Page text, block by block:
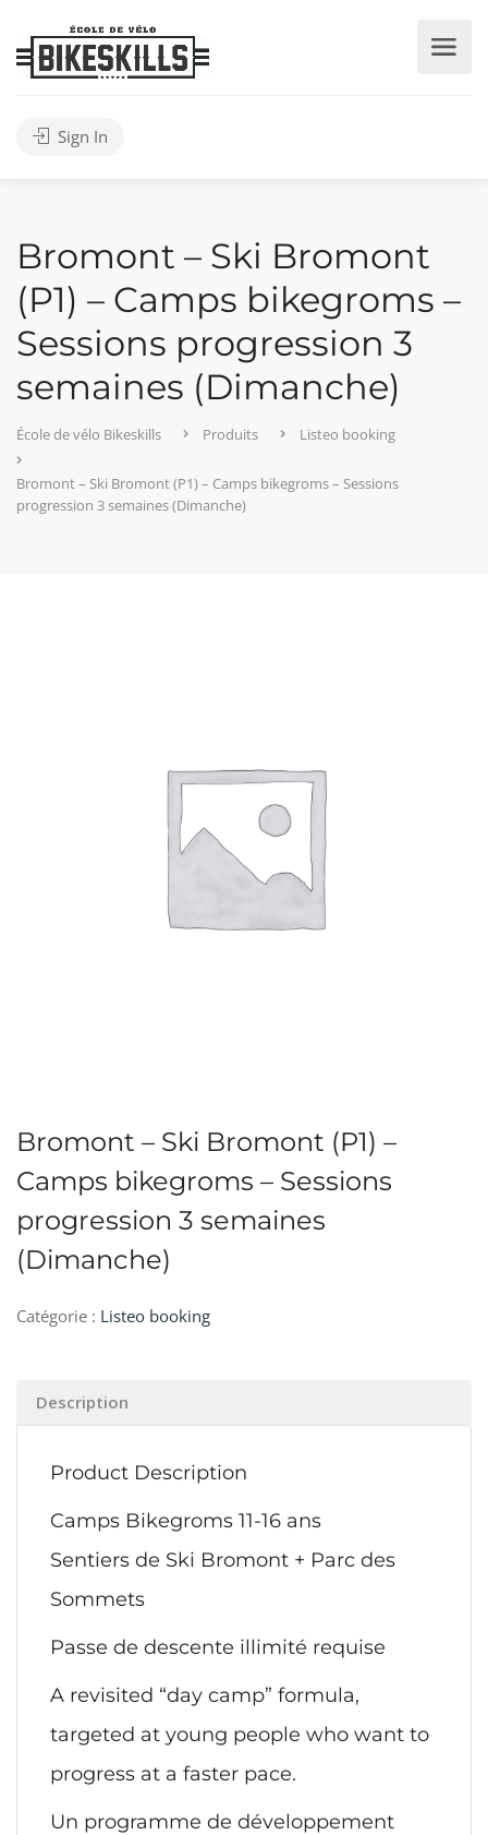
Sign In
Bromont – Ski Bromont
(P1) – Camps bikegroms –
Sessions progression 3
semaines (Dimanche)
École de vélo Bikeskills Produits Listeo booking
Bromont – Ski Bromont (P1) – Camps bikegroms – Sessions
progression 3 semaines (Dimanche)
Bromont – Ski Bromont (P1) –
Camps bikegroms – Sessions
progression 3 semaines
(Dimanche)
Catégorie : Listeo booking
Description
Product Description
Camps Bikegroms 11-16 ans
Sentiers de Ski Bromont + Parc des
Sommets
Passe de descente illimité requise
A revisited “day camp” formula,
targeted at young people who want to
progress at a faster pace.
Un programme de développement